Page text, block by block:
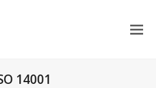
14001